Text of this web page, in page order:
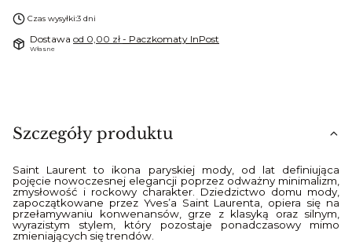
Czas wysyłki:3 dni
Dostawa od 0,00 zł - Paczkomaty InPost
Własne
Szczegóły produktu
Saint Laurent to ikona paryskiej mody, od lat definiująca
pojęcie nowoczesnej elegancji poprzez odważny minimalizm,
zmysłowość i rockowy charakter. Dziedzictwo domu mody,
zapoczątkowane przez Yves’a Saint Laurenta, opiera się na
przełamywaniu konwenansów, grze z klasyką oraz silnym,
wyrazistym stylem, który pozostaje ponadczasowy mimo
zmieniających się trendów.